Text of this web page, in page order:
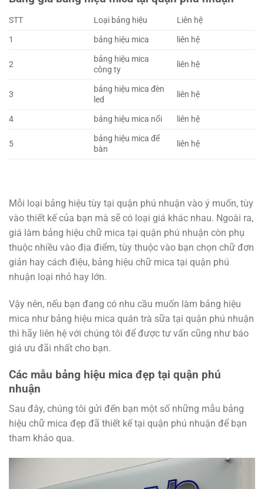
STT Loại bảng hiệu
Liên hệ
1
bảng hiệu mica liên hệ
2
bảng hiệu mica
công ty
liên hệ
3
bảng hiệu mica đèn
led
liên hệ
4 bảng hiệu mica nổi liên hệ
5
bảng hiệu mica để
bàn
liên hệ
Mỗi loại bảng hiệu tùy tại quận phú nhuận vào ý muốn, tùy
vào thiết kế của bạn mà sẽ có loại giá khác nhau. Ngoài ra,
giá làm bảng hiệu chữ mica tại quận phú nhuận còn phụ
thuộc nhiều vào địa điểm, tùy thuộc vào bạn chọn chữ đơn
giản hay cách điệu, bảng hiệu chữ mica tại quận phú
nhuận loại nhỏ hay lớn.
Vậy nên, nếu bạn đang có nhu cầu muốn làm bảng hiệu
mica như bảng hiệu mica quán trà sữa tại quận phú nhuận
thì hãy liên hệ với chúng tôi để được tư vấn cũng như báo
giá ưu đãi nhất cho bạn.
Các mẫu bảng hiệu mica đẹp tại quận phú
nhuận
Sau đây, chúng tôi gửi đến bạn một số những mẫu bảng
hiệu chữ mica đẹp đã thiết kế tại quận phú nhuận để bạn
tham khảo qua.